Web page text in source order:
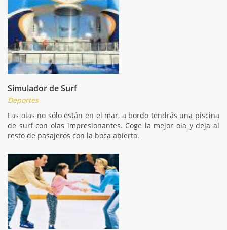
Simulador de Surf
Deportes
Las olas no sólo están en el mar, a bordo tendrás una piscina
de surf con olas impresionantes. Coge la mejor ola y deja al
resto de pasajeros con la boca abierta.